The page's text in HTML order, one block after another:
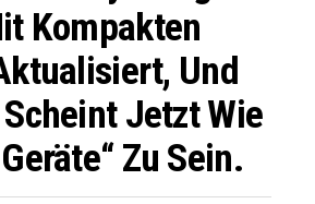
Kompakten
Und
Scheint Jetzt Wie
Zu Sein.